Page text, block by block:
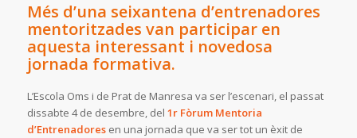
Més d’una seixantena d’entrenadores
mentoritzades van participar en
aquesta interessant i novedosa
jornada formativa.
L’Escola Oms i de Prat de Manresa va ser l’escenari, el passat
dissabte 4 de desembre, del 1r Fòrum Mentoria
d’Entrenadores en una jornada que va ser tot un èxit de